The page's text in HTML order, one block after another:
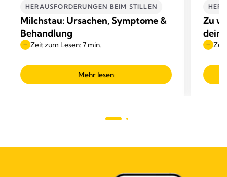
HERAUSFORDERUNGEN BEIM STILLEN​
Milchstau: Ursachen, Symptome &
Behandlung
Zeit zum Lesen: 7 min.
Mehr lesen
Zu
Zeit